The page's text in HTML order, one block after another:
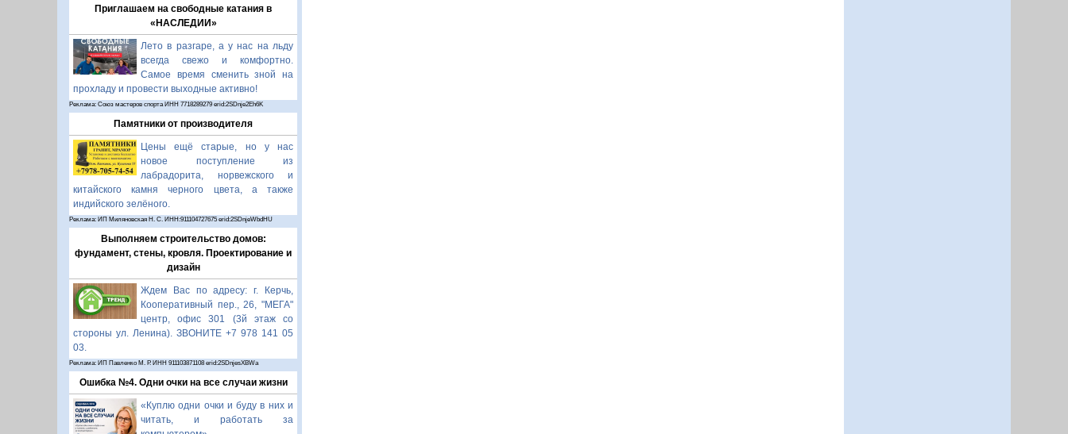
Приглашаем на свободные катания в
«НАСЛЕДИИ»
Лето в разгаре, а у нас на льду
всегда свежо и комфортно.
Самое время сменить зной на
прохладу и провести выходные активно!
Реклама: Союз мастеров спорта ИНН 7718289279 erid:2SDnje2Eh6K
Памятники от производителя
Цены ещё старые, но у нас
новое поступление из
лабрадорита, норвежского и
китайского камня черного цвета, а также
индийского зелёного.
Реклама: ИП Миляновская Н. С. ИНН:911104727675 erid:2SDnjeWbdHU
Выполняем строительство домов:
фундамент, стены, кровля. Проектирование и
дизайн
Ждем Вас по адресу: г. Керчь,
Кооперативный пер., 26, "МЕГА"
центр, офис 301 (3й этаж со
стороны ул. Ленина). ЗВОНИТЕ +7 978 141 05
03.
Реклама: ИП Павленко М. Р. ИНН 911103871108 erid:2SDnjesXBWa
Ошибка №4. Одни очки на все случаи жизни
«Куплю одни очки и буду в них и
читать, и работать за